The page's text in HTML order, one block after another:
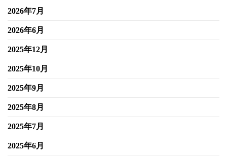
2026年7月
2026年6月
2025年12月
2025年10月
2025年9月
2025年8月
2025年7月
2025年6月